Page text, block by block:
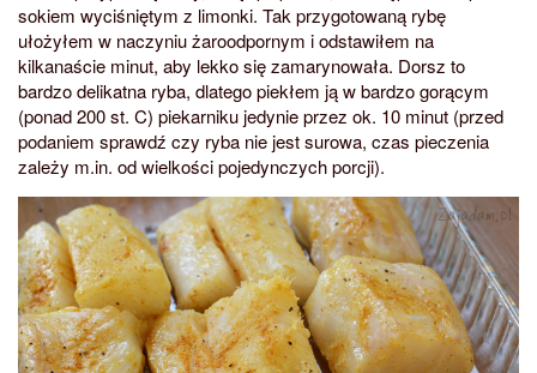
sokiem wyciśniętym z limonki. Tak przygotowaną rybę
ułożyłem w naczyniu żaroodpornym i odstawiłem na
kilkanaście minut, aby lekko się zamarynowała. Dorsz to
bardzo delikatna ryba, dlatego piekłem ją w bardzo gorącym
(ponad 200 st. C) piekarniku jedynie przez ok. 10 minut (przed
podaniem sprawdź czy ryba nie jest surowa, czas pieczenia
zależy m.in. od wielkości pojedynczych porcji).